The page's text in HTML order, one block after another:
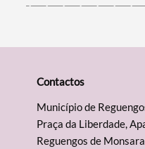
Contactos
Município de
Praça da Liberdade,
Reguengos de